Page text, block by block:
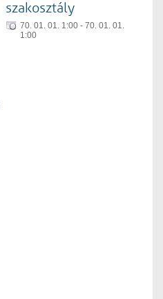
szakosztály
70. 01. 01. 1:00 - 70. 01. 01.
1:00